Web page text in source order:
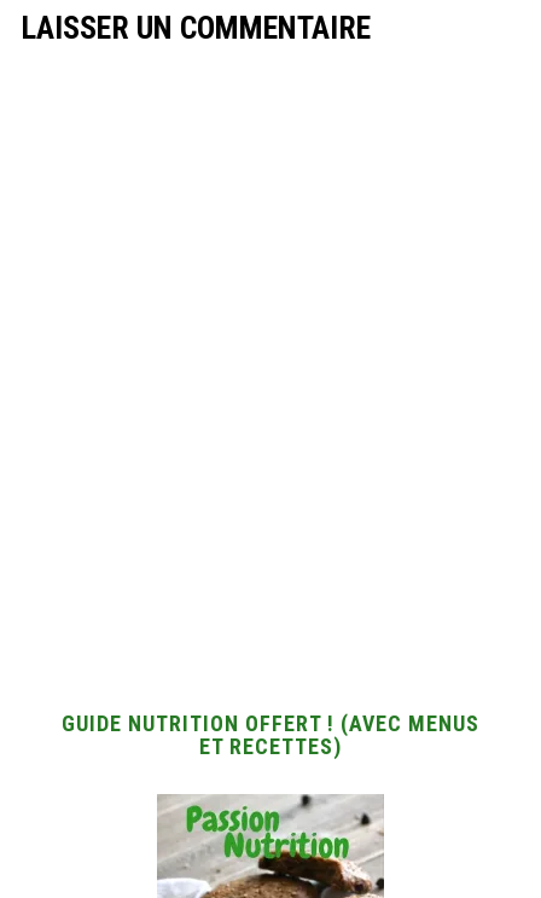
LAISSER UN COMMENTAIRE
GUIDE NUTRITION OFFERT ! (AVEC MENUS
ET RECETTES)